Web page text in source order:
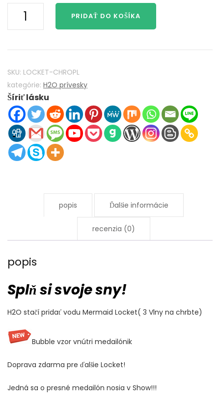
vodu
Mermaids
H2O
Locket
925
Sterling
Silver
s
chryzolit
PRIDAŤ DO KOŠÍKA
SKU: LOCKET-CHROPL
kategórie: H2O prívesky
Šíriť lásku
popis Ďalšie informácie
recenzia (0)
popis
Splň si svoje sny!
H2O stačí pridať vodu Mermaid Locket( 3 Vlny na chrbte)
Bubble vzor vnútri medailónik
Doprava zdarma pre ďalšie Locket!
Jedná sa o presné medailón nosia v Show!!!